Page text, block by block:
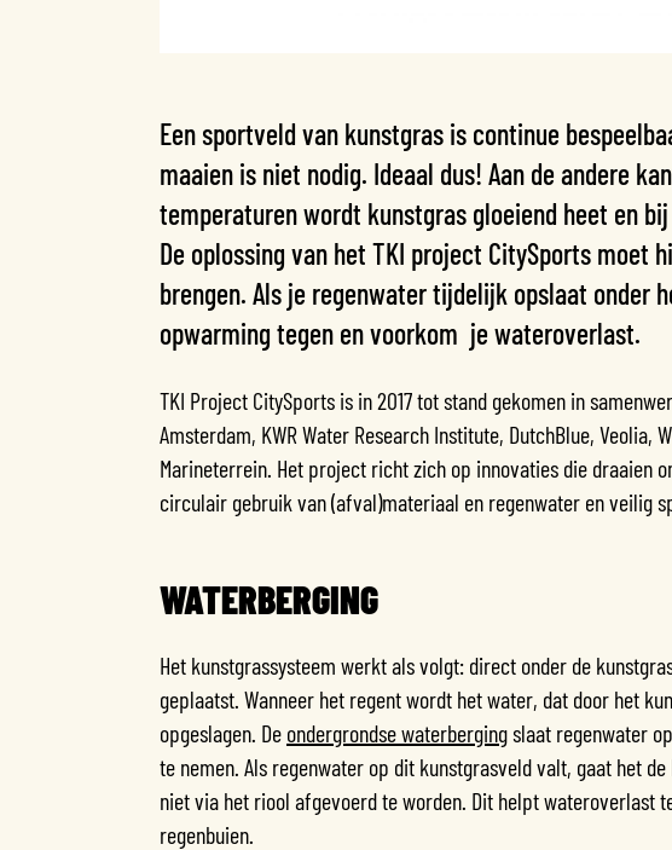
Een sportveld van kunstgras is continue
maaien is niet nodig. Ideaal dus! Aan de andere
temperaturen wordt kunstgras gloeiend heet en
De oplossing van het TKI project CitySports moet
brengen. Als je regenwater tijdelijk opslaat onder
opwarming tegen en voorkom je wateroverlast.
TKI Project CitySports is in 2017 tot stand gekomen in
Amsterdam, KWR Water Research Institute, DutchBlue, Veolia,
Marineterrein. Het project richt zich op innovaties die draaien
circulair gebruik van (afval)materiaal en regenwater en veilig
WATERBERGING
Het kunstgrassysteem werkt als volgt: direct onder de
geplaatst. Wanneer het regent wordt het water, dat door het
opgeslagen. De ondergrondse waterbergingslaat regenwater
te nemen. Als regenwater op dit kunstgrasveld valt, gaat het
niet via het riool afgevoerd te worden. Dit helpt wateroverlast
regenbuien.